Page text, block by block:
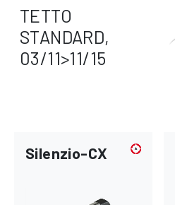
TETTO
STANDARD,
03/11>11/15
Silenzio-CX